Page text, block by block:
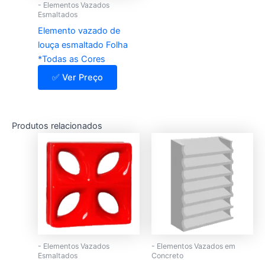
- Elementos Vazados
Esmaltados
Elemento vazado de
louça esmaltado Folha
*Todas as Cores
✅ Ver Preço
Produtos relacionados
- Elementos Vazados
Esmaltados
- Elementos Vazados em
Concreto